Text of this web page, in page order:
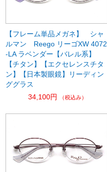
【フレーム単品メガネ】 シャ
ルマン Reego リーゴXW 4072
-LA ラベンダー【バレル系】
【チタン】【エクセレンスチタ
ン】【日本製眼鏡】リーディン
ググラス
34,100円
（税込み）